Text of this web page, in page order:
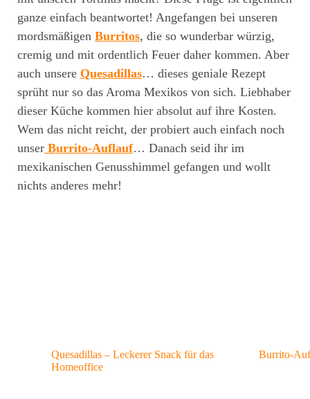
ganze einfach beantwortet! Angefangen bei unseren
mordsmäßigen Burritos, die so wunderbar würzig,
cremig und mit ordentlich Feuer daher kommen. Aber
auch unsere Quesadillas… dieses geniale Rezept
sprüht nur so das Aroma Mexikos von sich. Liebhaber
dieser Küche kommen hier absolut auf ihre Kosten.
Wem das nicht reicht, der probiert auch einfach noch
unser Burrito-Auflauf… Danach seid ihr im
mexikanischen Genusshimmel gefangen und wollt
nichts anderes mehr!
Quesadillas – Leckerer Snack für das
Homeoffice
Burrito-